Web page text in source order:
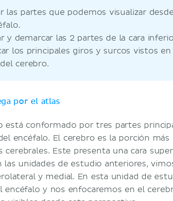
las partes que podemos visualizar
y demarcar las 2 partes de la cara
los principales giros y surcos vistos en
cerebro.
por el atlas
está conformado por tres partes
encéfalo. El cerebro es la porción
cerebrales. Este presenta una cara
las unidades de estudio anteriores,
y medial. En esta unidad de
encéfalo y nos enfocaremos en el